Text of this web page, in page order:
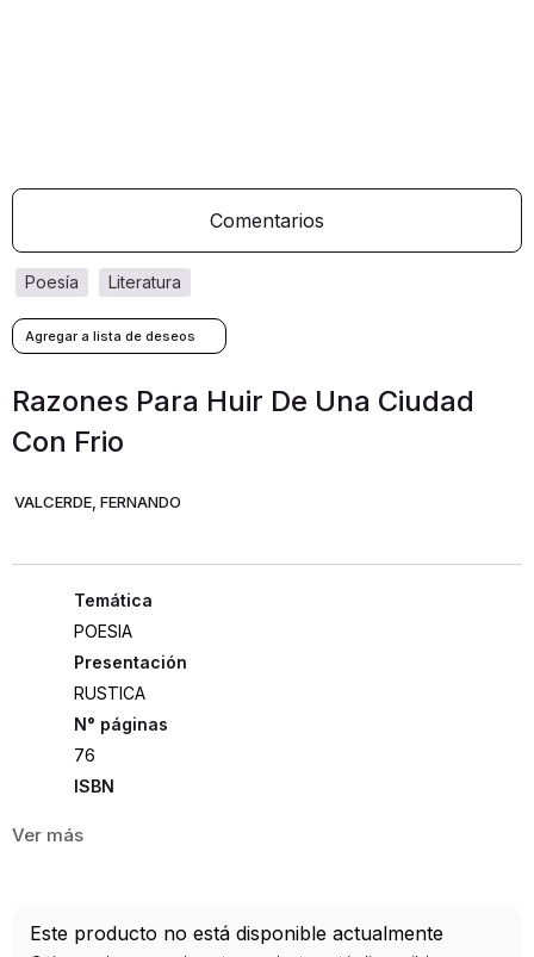
Comentarios
literatura
poesía
Razones Para Huir De Una Ciudad
Con Frio
VALCERDE, FERNANDO
POESIA
Presentación
RUSTICA
76
ISBN
Editorial
0
Este producto no está disponible actualmente